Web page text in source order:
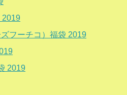
2019
フーチコ）福袋 2019
2019